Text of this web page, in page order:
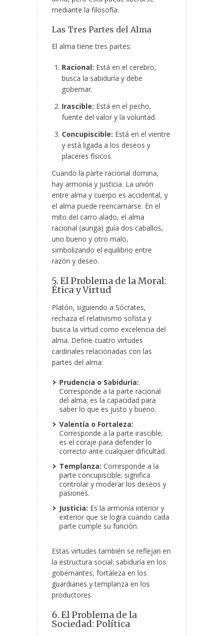
mediante la filosofía.
Las Tres Partes del Alma
El alma tiene tres partes:
Racional: Está en el cerebro,
busca la sabiduría y debe
gobernar.
Irascible: Está en el pecho,
fuente del valor y la voluntad.
Concupiscible: Está en el vientre
y está ligada a los deseos y
placeres físicos.
Cuando la parte racional domina,
hay armonía y justicia. La unión
entre alma y cuerpo es accidental, y
el alma puede reencarnarse. En el
mito del carro alado, el alma
racional (auriga) guía dos caballos,
uno bueno y otro malo,
simbolizando el equilibrio entre
razón y deseo.
5. El Problema de la Moral:
Ética y Virtud
Platón, siguiendo a Sócrates,
rechaza el relativismo sofista y
busca la virtud como excelencia del
alma. Define cuatro virtudes
cardinales relacionadas con las
partes del alma:
Prudencia o Sabiduría:
Corresponde a la parte racional
del alma; es la capacidad para
saber lo que es justo y bueno.
Valentía o Fortaleza:
Corresponde a la parte irascible;
es el coraje para defender lo
correcto ante cualquier dificultad.
Templanza: Corresponde a la
parte concupiscible; significa
controlar y moderar los deseos y
pasiones.
Justicia: Es la armonía interior y
exterior que se logra cuando cada
parte cumple su función.
Estas virtudes también se reflejan en
la estructura social: sabiduría en los
gobernantes, fortaleza en los
guardianes y templanza en los
productores.
6. El Problema de la
Sociedad: Política